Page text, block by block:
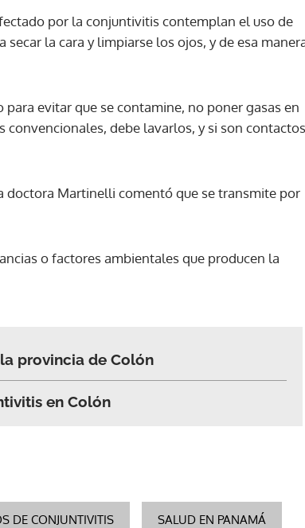
por la conjuntivitis contemplan el uso de
la cara y limpiarse los ojos, y de esa
evitar que se contamine, no poner gasas en
debe lavarlos, y si son
doctora Martinelli comentó que se transmite por
o factores ambientales que producen la
provincia de Colón
en Colón
DE CONJUNTIVITIS SALUD EN PANAMÁ